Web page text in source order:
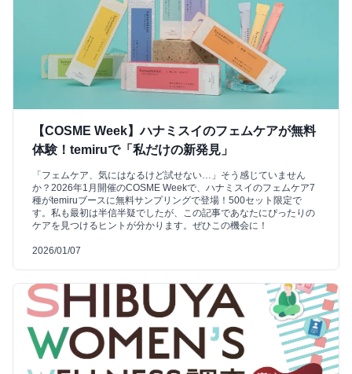
【COSME Week】ハナミスイのフェムケアが無料
体験！temiruで「私だけの新発見」
「フェムケア、気にはなるけど試せない…」そう感じていません
か？2026年1月開催のCOSME Weekで、ハナミスイのフェムケア7
種がtemiruブースに無料サンプリングで登場！500セット限定で
す。私も最初は半信半疑でしたが、この記事であなたにぴったりの
ケアを見つけるヒントが分かります。ぜひこの機会に！
2026/01/07